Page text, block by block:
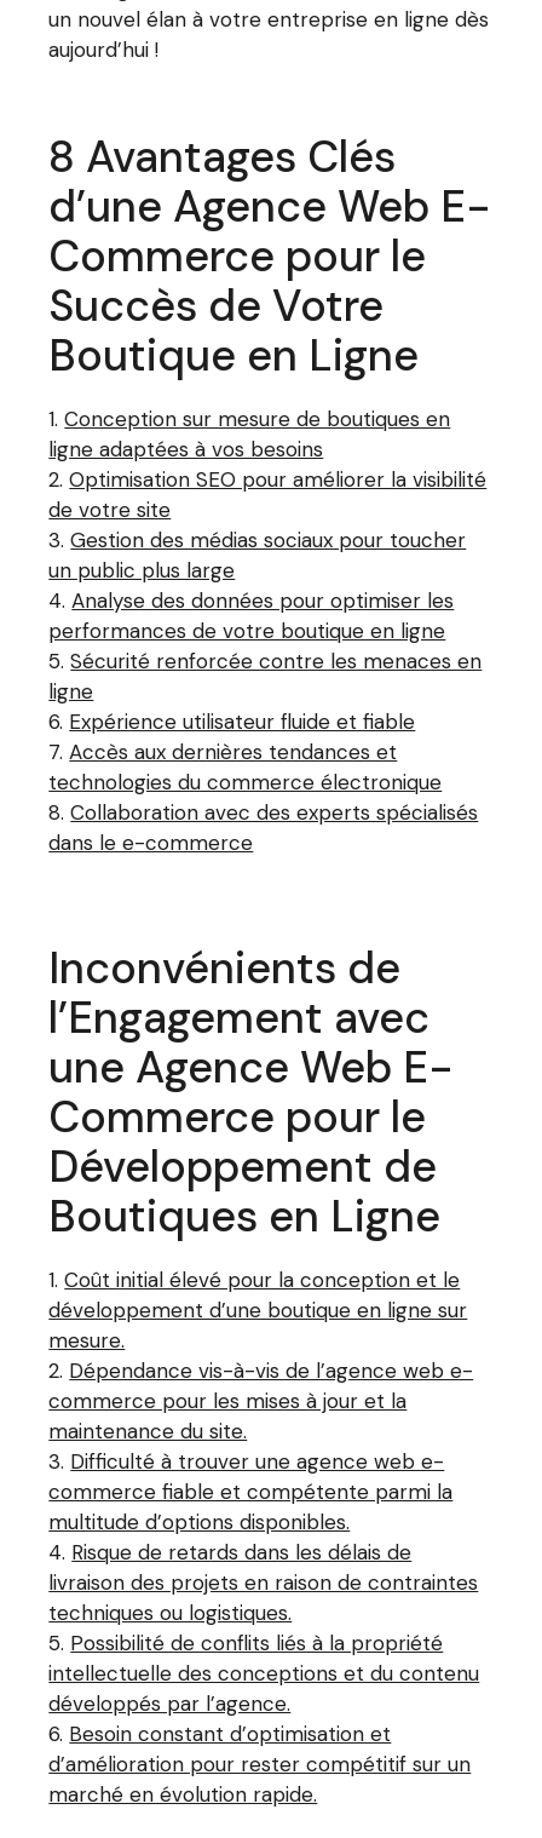
un nouvel élan à votre entreprise en ligne dès
aujourd’hui !
8 Avantages Clés
d’une Agence Web E-
Commerce pour le
Succès de Votre
Boutique en Ligne
Conception sur mesure de boutiques en
ligne adaptées à vos besoins
Optimisation SEO pour améliorer la visibilité
de votre site
Gestion des médias sociaux pour toucher
un public plus large
Analyse des données pour optimiser les
performances de votre boutique en ligne
Sécurité renforcée contre les menaces en
ligne
Expérience utilisateur fluide et fiable
Accès aux dernières tendances et
technologies du commerce électronique
Collaboration avec des experts spécialisés
dans le e-commerce
Inconvénients de
l’Engagement avec
une Agence Web E-
Commerce pour le
Développement de
Boutiques en Ligne
Coût initial élevé pour la conception et le
développement d’une boutique en ligne sur
mesure.
Dépendance vis-à-vis de l’agence web e-
commerce pour les mises à jour et la
maintenance du site.
Difficulté à trouver une agence web e-
commerce fiable et compétente parmi la
multitude d’options disponibles.
Risque de retards dans les délais de
livraison des projets en raison de contraintes
techniques ou logistiques.
Possibilité de conflits liés à la propriété
intellectuelle des conceptions et du contenu
développés par l’agence.
Besoin constant d’optimisation et
d’amélioration pour rester compétitif sur un
marché en évolution rapide.